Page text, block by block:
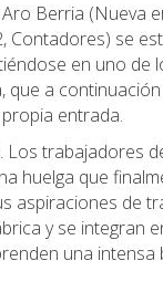
Berria (Nueva
Contadores) se
en uno
que a
entrada.
Los trabajadores
huelga que
aspiraciones de
y se integran
una